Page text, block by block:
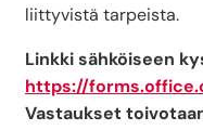
liittyvistä tarpeista.
Linkki sähköiseen
https://
Vastaukset